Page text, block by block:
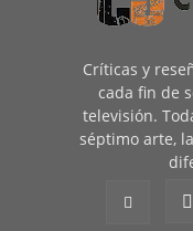
Críticas y
cada fin de
televisión.
séptimo arte,